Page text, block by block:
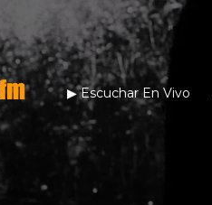
▶︎ Escuchar En Vivo